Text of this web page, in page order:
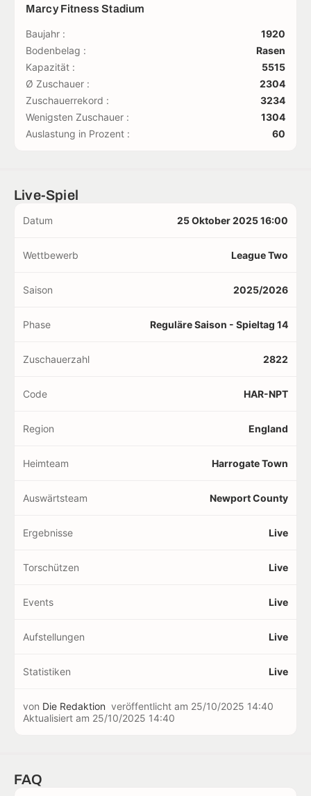
Marcy Fitness Stadium
Baujahr :
1920
Bodenbelag :
Rasen
Kapazität :
5515
Ø Zuschauer :
2304
Zuschauerrekord :
3234
Wenigsten Zuschauer :
1304
Auslastung in Prozent :
60
Live-Spiel
Datum 25 Oktober 2025 16:00
Wettbewerb League Two
Saison 2025/2026
Phase Reguläre Saison - Spieltag 14
Zuschauerzahl 2822
Code HAR-NPT
Region England
Heimteam Harrogate Town
Auswärtsteam Newport County
Ergebnisse Live
Torschützen Live
Events Live
Aufstellungen Live
Statistiken Live
von Die Redaktion veröffentlicht am 25/10/2025 14:40
Aktualisiert am 25/10/2025 14:40
FAQ